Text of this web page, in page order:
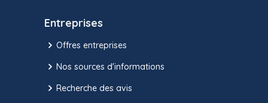
Entreprises
Offres entreprises
Nos sources d'informations
Recherche des avis